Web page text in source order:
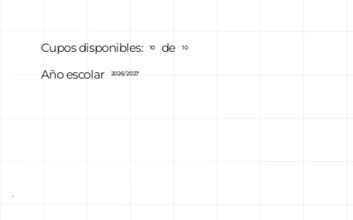
Cupos disponibles: 10 de 10
Año escolar 2026/2027